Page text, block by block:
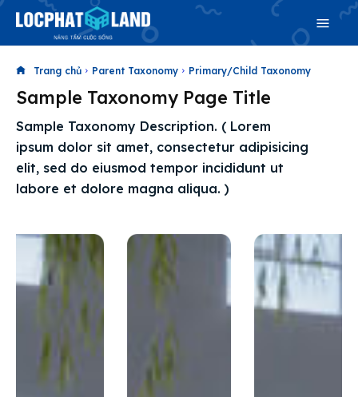
Search
Search
Phiên bản cập nhật V3
& tìm kiếm nhanh chóng hơn
Trang chủ
Dự án
Mua bán
Cho thuê
Thị trường
Trang chủ Parent Taxonomy Primary/Child Taxonomy
Sample Taxonomy Page Title
Sample Taxonomy Description. ( Lorem
ipsum dolor sit amet, consectetur adipisicing
elit, sed do eiusmod tempor incididunt ut
labore et dolore magna aliqua. )